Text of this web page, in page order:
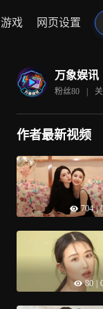
游戏 网页设置
万象娱讯
粉丝80 |
作者最新视频
704 |
80